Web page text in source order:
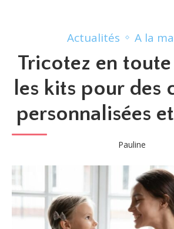
Actualités A la
Tricotez en
les kits pour des
personnalisées
Pauline